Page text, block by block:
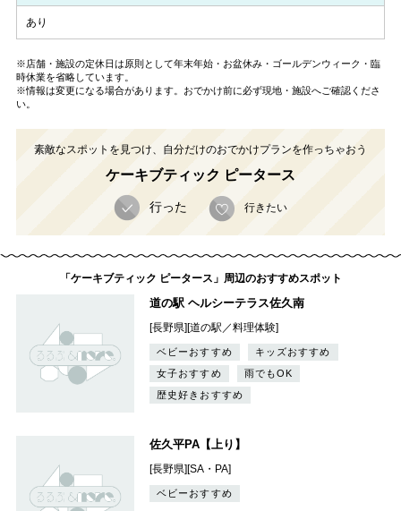
あり
※店舗・施設の定休日は原則として年末年始・お盆休み・ゴールデンウィーク・臨
時休業を省略しています。
※情報は変更になる場合があります。おでかけ前に必ず現地・施設へご確認くださ
い。
素敵なスポットを見つけ、自分だけのおでかけプランを作っちゃおう
ケーキブティック ピータース
行った 行きたい
「ケーキブティック ピータース」周辺のおすすめスポット
道の駅 ヘルシーテラス佐久南
[長野県][道の駅／料理体験]
ベビーおすすめ
キッズおすすめ
女子おすすめ
雨でもOK
歴史好きおすすめ
佐久平PA【上り】
[長野県][SA・PA]
ベビーおすすめ